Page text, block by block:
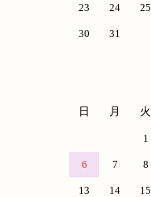
23 24 25
30 31
日 月 火
1
6 7 8
13 14 15